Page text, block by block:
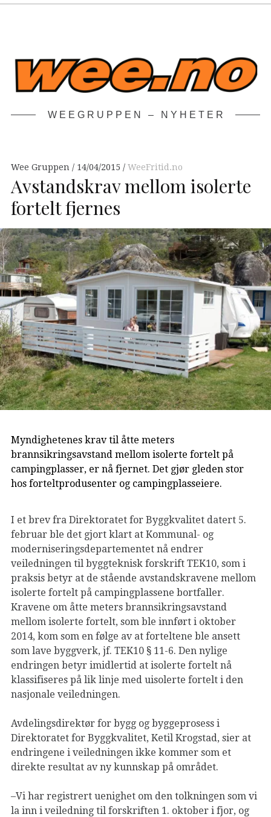
WEEGRUPPEN – NYHETER
Wee Gruppen 14/04/2015 WeeFritid.no
Avstandskrav mellom isolerte
fortelt fjernes
Myndighetenes krav til åtte meters
brannsikringsavstand mellom isolerte fortelt på
campingplasser, er nå fjernet. Det gjør gleden stor
hos forteltprodusenter og campingplasseiere.
I et brev fra Direktoratet for Byggkvalitet datert 5.
februar ble det gjort klart at Kommunal- og
moderniseringsdepartementet nå endrer
veiledningen til byggteknisk forskrift TEK10, som i
praksis betyr at de stående avstandskravene mellom
isolerte fortelt på campingplassene bortfaller.
Kravene om åtte meters brannsikringsavstand
mellom isolerte fortelt, som ble innført i oktober
2014, kom som en følge av at forteltene ble ansett
som lave byggverk, jf. TEK10 § 11-6. Den nylige
endringen betyr imidlertid at isolerte fortelt nå
klassifiseres på lik linje med uisolerte fortelt i den
nasjonale veiledningen.
Avdelingsdirektør for bygg og byggeprosess i
Direktoratet for Byggkvalitet, Ketil Krogstad, sier at
endringene i veiledningen ikke kommer som et
direkte resultat av ny kunnskap på området.
–Vi har registrert uenighet om den tolkningen som vi
la inn i veiledning til forskriften 1. oktober i fjor, og